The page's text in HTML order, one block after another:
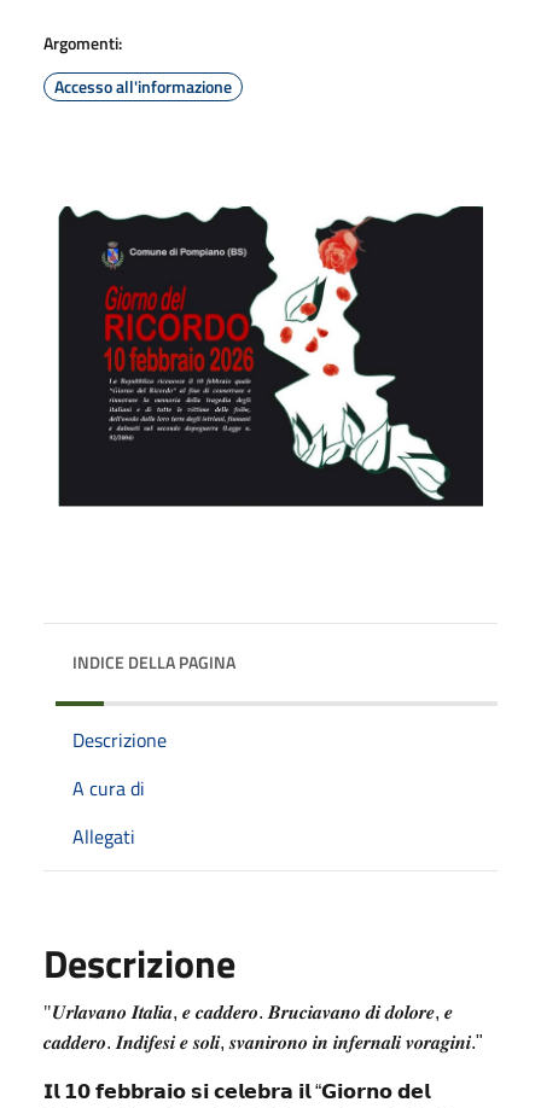
Argomenti:
Accesso all'informazione
INDICE DELLA PAGINA
Descrizione
A cura di
Allegati
Descrizione
"𝑼𝒓𝒍𝒂𝒗𝒂𝒏𝒐 𝑰𝒕𝒂𝒍𝒊𝒂, 𝒆 𝒄𝒂𝒅𝒅𝒆𝒓𝒐. 𝑩𝒓𝒖𝒄𝒊𝒂𝒗𝒂𝒏𝒐 𝒅𝒊 𝒅𝒐𝒍𝒐𝒓𝒆, 𝒆
𝒄𝒂𝒅𝒅𝒆𝒓𝒐. 𝑰𝒏𝒅𝒊𝒇𝒆𝒔𝒊 𝒆 𝒔𝒐𝒍𝒊, 𝒔𝒗𝒂𝒏𝒊𝒓𝒐𝒏𝒐 𝒊𝒏 𝒊𝒏𝒇𝒆𝒓𝒏𝒂𝒍𝒊 𝒗𝒐𝒓𝒂𝒈𝒊𝒏𝒊."
𝗜𝗹 𝟭𝟬 𝗳𝗲𝗯𝗯𝗿𝗮𝗶𝗼 𝘀𝗶 𝗰𝗲𝗹𝗲𝗯𝗿𝗮 𝗶𝗹“𝗚𝗶𝗼𝗿𝗻𝗼 𝗱𝗲𝗹